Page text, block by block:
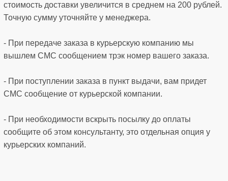
стоимость доставки увеличится в среднем на 200 рублей.
Точную сумму уточняйте у менеджера.
- При передаче заказа в курьерскую компанию мы
вышлем СМС сообщением трэк номер вашего заказа.
- При поступлении заказа в пункт выдачи, вам придет
СМС сообщение от курьерской компании.
- При необходимости вскрыть посылку до оплаты
сообщите об этом консультанту, это отдельная опция у
курьерских компаний.